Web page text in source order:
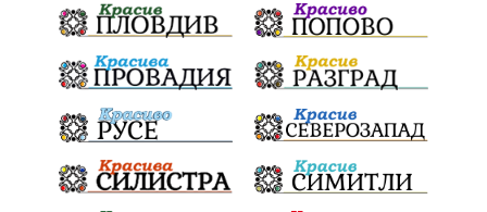
Урсула фон дер Лайен Законопроект
Вдъхновяваща история Приказка
Замърсяване Боклук Дружба
Хавайска мироточива икона